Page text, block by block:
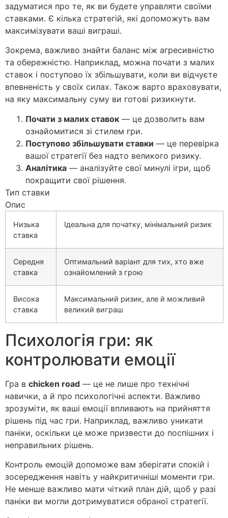
задуматися про те, як ви будете управляти своїми
ставками. Є кілька стратегій, які допоможуть вам
максимізувати ваші виграші.
Зокрема, важливо знайти баланс між агресивністю
та обережністю. Наприклад, можна почати з малих
ставок і поступово їх збільшувати, коли ви відчуєте
впевненість у своїх силах. Також варто враховувати,
на яку максимальну суму ви готові ризикнути.
Почати з малих ставок — це дозволить вам
ознайомитися зі стилем гри.
Поступово збільшувати ставки — це перевірка
вашої стратегії без надто великого ризику.
Аналітика — аналізуйте свої минулі ігри, щоб
покращити свої рішення.
Тип ставки
Опис
Низька
ставка
Ідеальна для початку, мінімальний ризик
Середня
ставка
Оптимальний варіант для тих, хто вже
ознайомлений з грою
Висока
ставка
Максимальний ризик, але й можливий
великий виграш
Психологія гри: як
контролювати емоції
Гра в chicken road — це не лише про технічні
навички, а й про психологічні аспекти. Важливо
зрозуміти, як ваші емоції впливають на прийняття
рішень під час гри. Наприклад, важливо уникати
паніки, оскільки це може призвести до поспішних і
неправильних рішень.
Контроль емоцій допоможе вам зберігати спокій і
зосередження навіть у найкритичніші моменти гри.
Не менше важливо мати чіткий план дій, щоб у разі
паніки ви могли дотримуватися обраної стратегії.